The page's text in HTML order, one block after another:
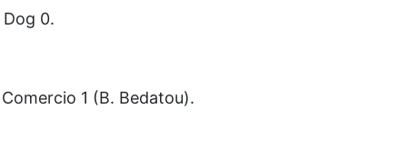
0.
1 (B. Bedatou).